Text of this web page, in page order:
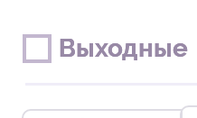
Выходные
Выходные